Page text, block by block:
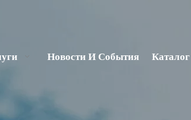
Новости И События Каталог